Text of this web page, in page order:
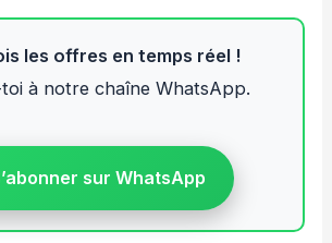
les offres en temps réel !
à notre chaîne WhatsApp.
sur WhatsApp